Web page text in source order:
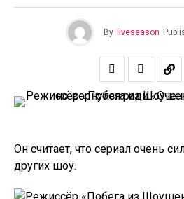
By liveseason
Он считает, что сериал очень
других шоу.